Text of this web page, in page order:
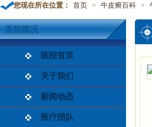
您现在所在位置： 首页 > 牛皮癣百科 >
医院概况
医院首页
关于我们
新闻动态
医疗团队